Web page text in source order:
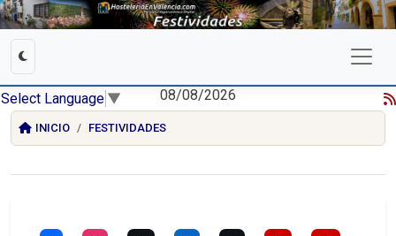
Select Language ▼ 08/08/2026
INICIO FESTIVIDADES